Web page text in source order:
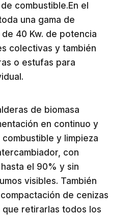
combustible.En el
una gama de
40 Kw. de potencia
colectivas y también
o estufas para
de biomasa
en continuo y
y limpieza
con
el 90% y sin
visibles. También
de cenizas
retirarlas todos los